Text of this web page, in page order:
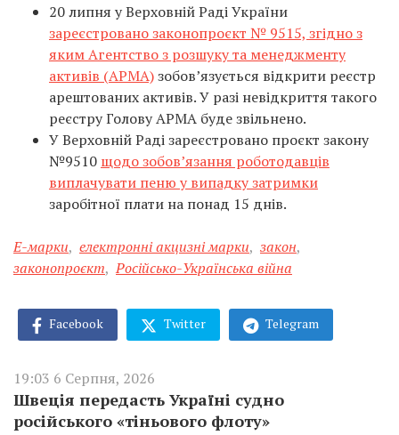
20 липня у Верховній Раді України
зареєстровано законопроєкт № 9515, згідно з
яким Агентство з розшуку та менеджменту
активів (АРМА)зобов’язується відкрити реєстр
арештованих активів. У разі невідкриття такого
реєстру Голову АРМА буде звільнено.
У Верховній Раді зареєстровано проєкт закону
№9510 щодо зобов’язання роботодавців
виплачувати пеню у випадку затримки
заробітної плати на понад 15 днів.
Е-марки, електронні акцизні марки, закон,
законопроєкт, Російсько-Українська війна
Facebook Twitter Telegram
19:03 6 Серпня, 2026
Швеція передасть Україні судно
російського «тіньового флоту»